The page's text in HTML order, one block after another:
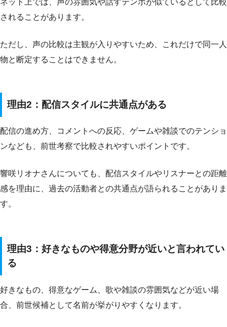
ネット上では、声の雰囲気や話すテンポが似ているとして比較
されることがあります。
ただし、声の比較は主観が入りやすいため、これだけで同一人
物と断定することはできません。
理由2：配信スタイルに共通点がある
配信の進め方、コメントへの反応、ゲームや雑談でのテンショ
ンなども、前世考察で比較されやすいポイントです。
響咲リオナさんについても、配信スタイルやリスナーとの距離
感を理由に、過去の活動者との共通点が語られることがありま
す。
理由3：好きなものや得意分野が近いと言われてい
る
好きなもの、得意なゲーム、歌や雑談の雰囲気などが近い場
合、前世候補として名前が挙がりやすくなります。